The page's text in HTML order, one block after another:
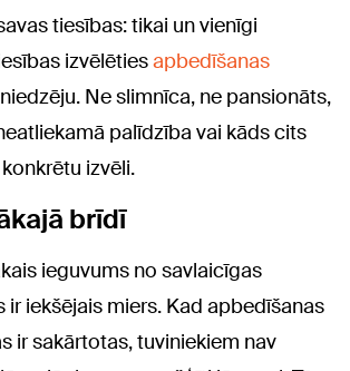
tiesības: tikai un vienīgi
izvēlētiesapbedīšanas
Ne slimnīca, ne pansionāts,
palīdzība vai kāds cits
izvēli.
brīdī
ieguvums no savlaicīgas
ir iekšējais miers. Kad apbedīšanas
ir sakārtotas, tuviniekiem nav